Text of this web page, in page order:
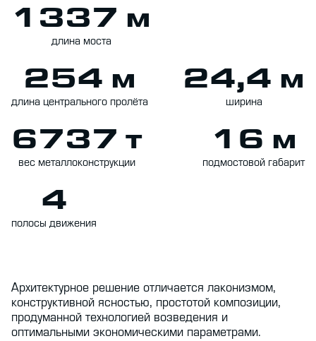
1337 м
длина моста
254 м
длина центрального пролёта
24,4 м
ширина
6737 т
вес металлоконструкции
16 м
подмостовой габарит
4
полосы движения
Архитектурное решение отличается лаконизмом,
конструктивной ясностью, простотой композиции,
продуманной технологией возведения и
оптимальными экономическими параметрами.